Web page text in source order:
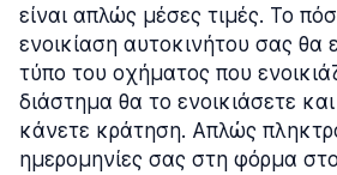
είναι απλώς μέσες τιμές. Το
ενοικίαση αυτοκινήτου σας θα
τύπο του οχήματος που
διάστημα θα το ενοικιάσετε
κάνετε κράτηση. Απλώς
ημερομηνίες σας στη φόρμα